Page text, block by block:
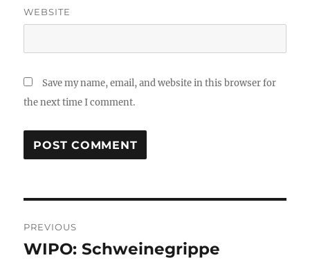
WEBSITE
Save my name, email, and website in this browser for
the next time I comment.
navigation
PREVIOUS
Previous
WIPO: Schweinegrippe